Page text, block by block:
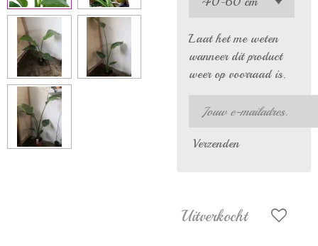
Laat het me weten
wanneer dit product
weer op voorraad is.
Verzenden
Uitverkocht